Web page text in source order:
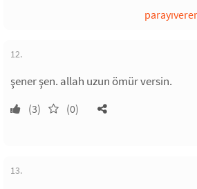
12.
şener şen. allah uzun ömür versin.
(3) (0)
13.